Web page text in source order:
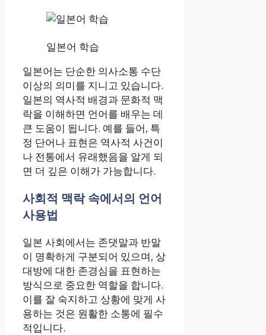
일본어 학습
일본어는 단순한 의사소통 수단
이상의 의미를 지니고 있습니다.
일본의 역사적 배경과 문화적 맥
락을 이해하면 언어를 배우는 데
큰 도움이 됩니다. 예를 들어, 특
정 단어나 표현은 역사적 사건이
나 전통에서 유래했음을 알게 되
면 더 깊은 이해가 가능합니다.
사회적 맥락 속에서의 언어
사용법
일본 사회에서는 존댓말과 반말
이 명확하게 구분되어 있으며, 상
대방에 대한 존경심을 표현하는
방식으로 중요한 역할을 합니다.
이를 잘 숙지하고 상황에 맞게 사
용하는 것은 원활한 소통에 필수
적입니다.